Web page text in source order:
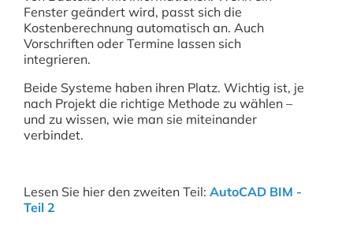
Fenster geändert wird, passt sich die
Kostenberechnung automatisch an. Auch
Vorschriften oder Termine lassen sich
integrieren.
Beide Systeme haben ihren Platz. Wichtig ist, je
nach Projekt die richtige Methode zu wählen –
und zu wissen, wie man sie miteinander
verbindet.
Lesen Sie hier den zweiten Teil: AutoCAD BIM -
Teil 2